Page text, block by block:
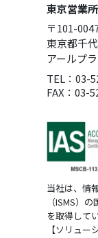
東京営業所
〒101-
東京都千
アールプ
TEL：03-
FAX：03-
当社は、情
（ISMS）
を取得して
【ソリュー